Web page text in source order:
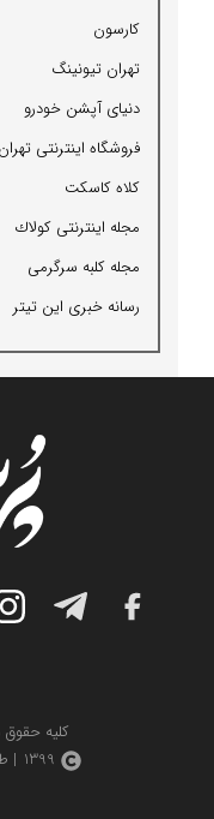
كارسون
تهران تیونینگ
دنیای آپشن خودرو
فروشگاه اینترنتی
كلاه كاسكت
مجله اینترنتی كولاك
مجله كلبه سرگرمی
رسانه خبری این تیتر
کلیه
1399 | طراحی و توسعه: